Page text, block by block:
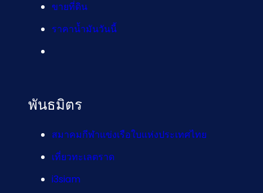
ขายที่ดิน
ราคาน้ำมันวันนี้
พันธมิตร
สมาคมกีฬาแข่งเรือใบแห่งประเทศไทย
เที่ยวทะเลตราด
i3siam